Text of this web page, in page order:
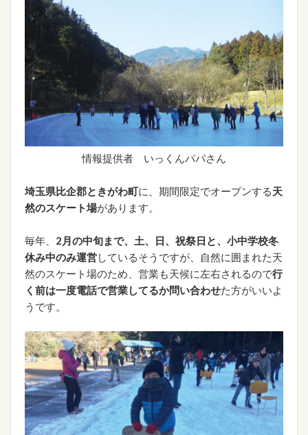
運営団体
情報提供者 いっくんパパさん
埼玉県比企郡ときがわ町に、期間限定でオープンする天
然のスケート場があります。
毎年、 2月の中旬まで、土、日、祝祭日と、小中学校冬
休み中のみ運営しているそうですが、自然に囲まれた天
然のスケート場のため、営業も天候に左右されるので行
く前は一度電話で営業してるか問い合わせた方がいいよ
うです。